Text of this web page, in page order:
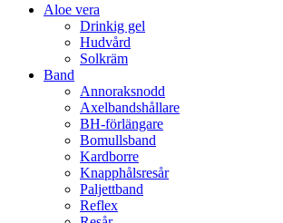
Aloe vera
Drinkig gel
Hudvård
Solkräm
Band
Annoraksnodd
Axelbandshållare
BH-förlängare
Bomullsband
Kardborre
Knapphålsresår
Paljettband
Reflex